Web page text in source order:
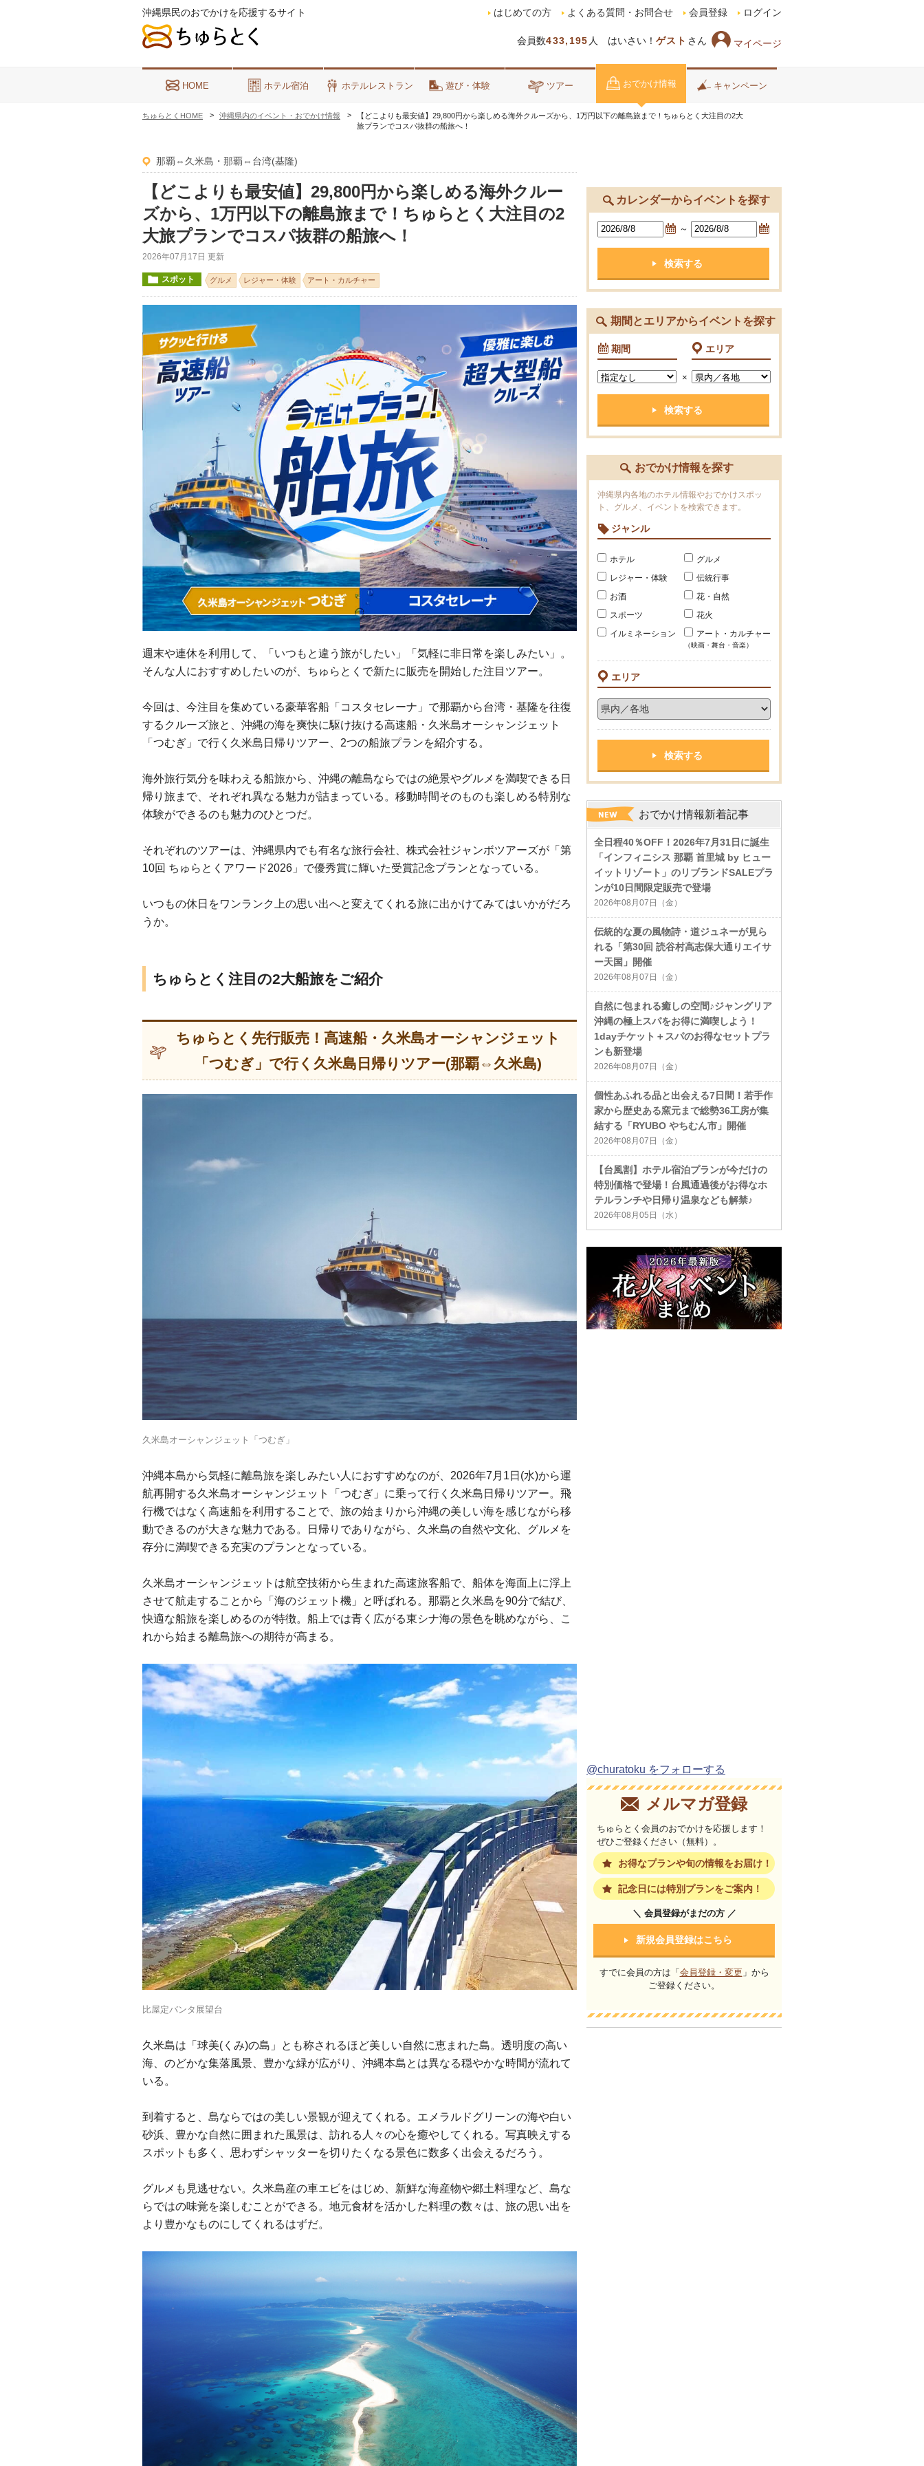
沖縄県民のおでかけを応援するサイト
会員数433,195 人 はいさい！ ゲスト さん マイページ
はじめての方 よくある質問・お問合せ 会員登録 ログイン
HOME ホテル宿泊 ホテルレストラン 遊び・体験 ツアー おでかけ情報 キャンペーン
ちゅらとくHOME 沖縄県内のイベント・おでかけ情報
【どこよりも最安値】29,800円から楽しめる海外クルーズから、1万円以下の離島旅まで！ちゅらとく大注目の2大
旅プランでコスパ抜群の船旅へ！
カレンダーからイベントを探す
～
期間とエリアからイベントを探す
期間
×
エリア
おでかけ情報を探す
沖縄県内各地のホテル情報やおでかけスポッ
ト、グルメ、イベントを検索できます。
ジャンル
ホテル
グルメ
レジャー・体験
伝統行事
お酒
花・自然
スポーツ
花火
イルミネーション
アート・カルチャー
（映画・舞台・音楽）
エリア
おでかけ情報新着記事
全日程40％OFF！2026年7月31日に誕生
「インフィニシス 那覇 首里城 by ヒュー
イットリゾート」のリブランドSALEプラ
ンが10日間限定販売で登場
2026年08月07日（金）
伝統的な夏の風物詩・道ジュネーが見ら
れる「第30回 読谷村高志保大通りエイサ
ー天国」開催
2026年08月07日（金）
自然に包まれる癒しの空間♪ジャングリア
沖縄の極上スパをお得に満喫しよう！
1dayチケット＋スパのお得なセットプラ
ンも新登場
2026年08月07日（金）
個性あふれる品と出会える7日間！若手作
家から歴史ある窯元まで総勢36工房が集
結する「RYUBO やちむん市」開催
2026年08月07日（金）
【台風割】ホテル宿泊プランが今だけの
特別価格で登場！台風通過後がお得なホ
テルランチや日帰り温泉なども解禁♪
2026年08月05日（水）
@churatoku をフォローする
メルマガ登録
ちゅらとく会員のおでかけを応援します！
ぜひご登録ください（無料）。
お得なプランや旬の情報をお届け！
記念日には特別プランをご案内！
＼ 会員登録がまだの方 ／
新規会員登録はこちら
すでに会員の方は「 会員登録・変更 」から
ご登録ください。
那覇⇔久米島・那覇⇔台湾(基隆)
【どこよりも最安値】29,800円から楽しめる海外クルー
ズから、1万円以下の離島旅まで！ちゅらとく大注目の2
大旅プランでコスパ抜群の船旅へ！
2026年07月17日 更新
スポット グルメ レジャー・体験 アート・カルチャー
週末や連休を利用して、「いつもと違う旅がしたい」「気軽に非日常を楽しみたい」。
そんな人におすすめしたいのが、ちゅらとくで新たに販売を開始した注目ツアー。
今回は、今注目を集めている豪華客船「コスタセレーナ」で那覇から台湾・基隆を往復
するクルーズ旅と、沖縄の海を爽快に駆け抜ける高速船・久米島オーシャンジェット
「つむぎ」で行く久米島日帰りツアー、2つの船旅プランを紹介する。
海外旅行気分を味わえる船旅から、沖縄の離島ならではの絶景やグルメを満喫できる日
帰り旅まで、それぞれ異なる魅力が詰まっている。移動時間そのものも楽しめる特別な
体験ができるのも魅力のひとつだ。
それぞれのツアーは、沖縄県内でも有名な旅行会社、株式会社ジャンボツアーズが「第
10回 ちゅらとくアワード2026」で優秀賞に輝いた受賞記念プランとなっている。
いつもの休日をワンランク上の思い出へと変えてくれる旅に出かけてみてはいかがだろ
うか。
ちゅらとく注目の2大船旅をご紹介
ちゅらとく先行販売！高速船・久米島オーシャンジェット
「つむぎ」で行く久米島日帰りツアー(那覇⇔久米島)
久米島オーシャンジェット「つむぎ」
沖縄本島から気軽に離島旅を楽しみたい人におすすめなのが、2026年7月1日(水)から運
航再開する久米島オーシャンジェット「つむぎ」に乗って行く久米島日帰りツアー。飛
行機ではなく高速船を利用することで、旅の始まりから沖縄の美しい海を感じながら移
動できるのが大きな魅力である。日帰りでありながら、久米島の自然や文化、グルメを
存分に満喫できる充実のプランとなっている。
久米島オーシャンジェットは航空技術から生まれた高速旅客船で、船体を海面上に浮上
させて航走することから「海のジェット機」と呼ばれる。那覇と久米島を90分で結び、
快適な船旅を楽しめるのが特徴。船上では青く広がる東シナ海の景色を眺めながら、こ
れから始まる離島旅への期待が高まる。
比屋定バンタ展望台
久米島は「球美(くみ)の島」とも称されるほど美しい自然に恵まれた島。透明度の高い
海、のどかな集落風景、豊かな緑が広がり、沖縄本島とは異なる穏やかな時間が流れて
いる。
到着すると、島ならではの美しい景観が迎えてくれる。エメラルドグリーンの海や白い
砂浜、豊かな自然に囲まれた風景は、訪れる人々の心を癒やしてくれる。写真映えする
スポットも多く、思わずシャッターを切りたくなる景色に数多く出会えるだろう。
グルメも見逃せない。久米島産の車エビをはじめ、新鮮な海産物や郷土料理など、島な
らではの味覚を楽しむことができる。地元食材を活かした料理の数々は、旅の思い出を
より豊かなものにしてくれるはずだ。